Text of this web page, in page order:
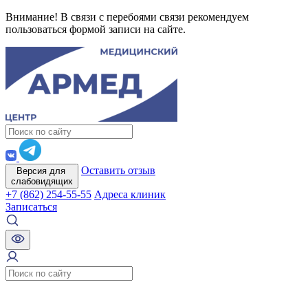
Внимание! В связи с перебоями связи рекомендуем
пользоваться формой записи на сайте.
Версия для
слабовидящих
Оставить отзыв
+7 (862) 254-55-55 Адреса клиник
Записаться